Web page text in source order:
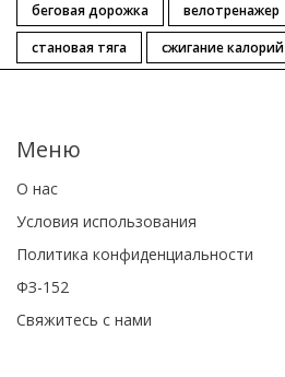
беговая дорожка
велотренажер
становая тяга
сжигание калорий
Меню
О нас
Условия использования
Политика конфиденциальности
ФЗ-152
Свяжитесь с нами